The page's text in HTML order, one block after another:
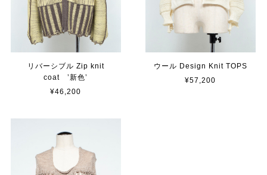
リバーシブル Zip knit
coat ’新色’
¥46,200
ウール Design Knit TOPS
¥57,200